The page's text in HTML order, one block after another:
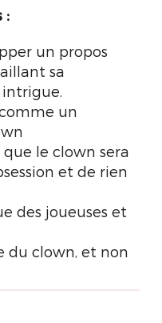
:
un propos
sa
un
le clown sera
et de rien
des joueuses et
du clown, et non